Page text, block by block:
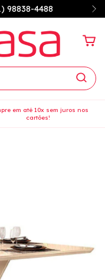
4488
em até 10x sem juros nos
cartões!